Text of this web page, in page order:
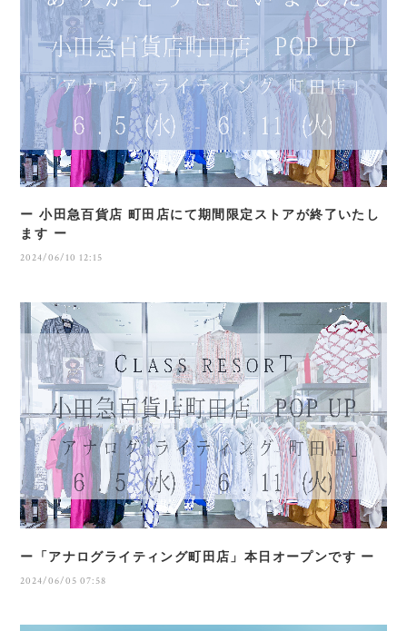
ー 小田急百貨店 町田店にて期間限定ストアが終了いたし
ます ー
2024/06/10 12:15
ー「アナログライティング町田店」本日オープンです ー
2024/06/05 07:58